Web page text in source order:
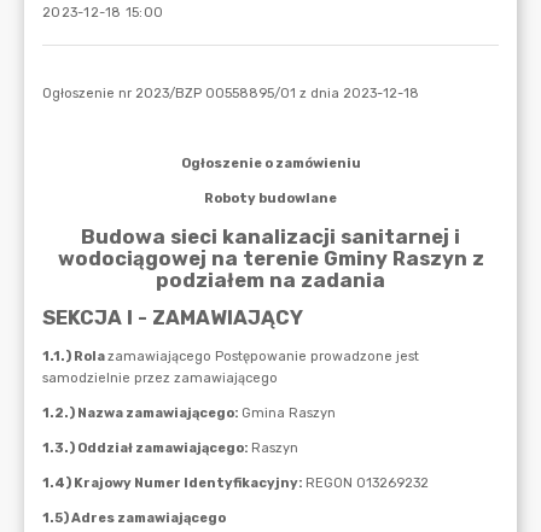
2023-12-18 15:00